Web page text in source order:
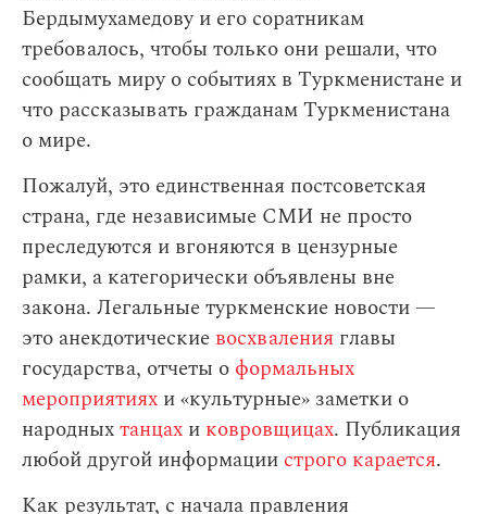
Бердымухамедову и его соратникам
требовалось, чтобы только они решали, что
сообщать миру о событиях в Туркменистане и
что рассказывать гражданам Туркменистана
о мире.
Пожалуй, это единственная постсоветская
страна, где независимые СМИ не просто
преследуются и вгоняются в цензурные
рамки, а категорически объявлены вне
закона. Легальные туркменские новости —
это анекдотические восхваления главы
государства, отчеты о формальных
мероприятиях и «культурные» заметки о
народныхтанцах и ковровщицах. Публикация
любой другой информации строго карается.
Как результат, с начала правления